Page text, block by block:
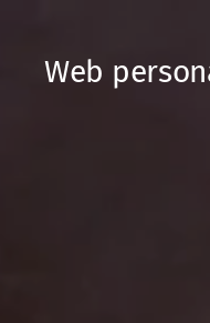
Web